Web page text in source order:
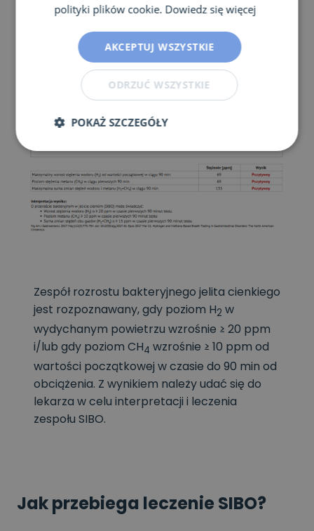
Zespół rozrostu bakteryjnego jelita cienkiego
jest rozpoznawany, gdy poziom H2 w
wydychanym powietrzu wzrośnie ≥ 20 ppm
i/lub gdy poziom CH4 wzrośnie ≥ 10 ppm od
wartości początkowej w czasie do 90 min od
obciążenia. Z wynikiem należy udać się do
lekarza w celu interpretacji i leczenia
zespołu SIBO.
Jak przebiega leczenie SIBO?
polityki plików cookie. Dowiedz się więcej
AKCEPTUJ WSZYSTKIE
ODRZUĆ WSZYSTKIE
POKAŻ SZCZEGÓŁY